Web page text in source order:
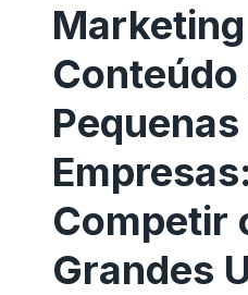
Conteúdo
Pequenas
Competir
Grandes